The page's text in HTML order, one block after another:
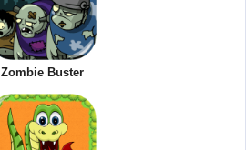
Zombie Buster